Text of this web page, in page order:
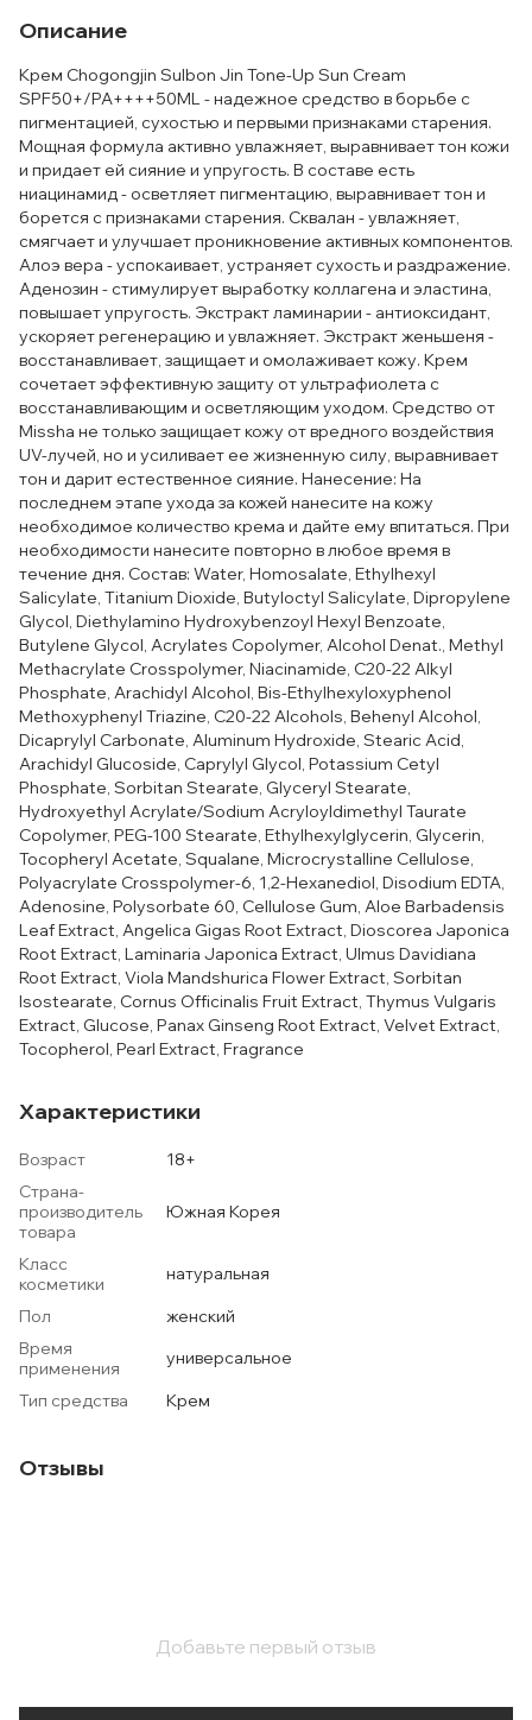
Описание
Крем Chogongjin Sulbon Jin Tone-Up Sun Cream
SPF50+/PA++++50ML - надежное средство в борьбе с
пигментацией, сухостью и первыми признаками старения.
Мощная формула активно увлажняет, выравнивает тон кожи
и придает ей сияние и упругость. В составе есть
ниацинамид - осветляет пигментацию, выравнивает тон и
борется с признаками старения. Сквалан - увлажняет,
смягчает и улучшает проникновение активных компонентов.
Алоэ вера - успокаивает, устраняет сухость и раздражение.
Аденозин - стимулирует выработку коллагена и эластина,
повышает упругость. Экстракт ламинарии - антиоксидант,
ускоряет регенерацию и увлажняет. Экстракт женьшеня -
восстанавливает, защищает и омолаживает кожу. Крем
сочетает эффективную защиту от ультрафиолета с
восстанавливающим и осветляющим уходом. Средство от
Missha не только защищает кожу от вредного воздействия
UV-лучей, но и усиливает ее жизненную силу, выравнивает
тон и дарит естественное сияние. Нанесение: На
последнем этапе ухода за кожей нанесите на кожу
необходимое количество крема и дайте ему впитаться. При
необходимости нанесите повторно в любое время в
течение дня. Состав: Water, Homosalate, Ethylhexyl
Salicylate, Titanium Dioxide, Butyloctyl Salicylate, Dipropylene
Glycol, Diethylamino Hydroxybenzoyl Hexyl Benzoate,
Butylene Glycol, Acrylates Copolymer, Alcohol Denat., Methyl
Methacrylate Crosspolymer, Niacinamide, C20-22 Alkyl
Phosphate, Arachidyl Alcohol, Bis-Ethylhexyloxyphenol
Methoxyphenyl Triazine, C20-22 Alcohols, Behenyl Alcohol,
Dicaprylyl Carbonate, Aluminum Hydroxide, Stearic Acid,
Arachidyl Glucoside, Caprylyl Glycol, Potassium Cetyl
Phosphate, Sorbitan Stearate, Glyceryl Stearate,
Hydroxyethyl Acrylate/Sodium Acryloyldimethyl Taurate
Copolymer, PEG-100 Stearate, Ethylhexylglycerin, Glycerin,
Tocopheryl Acetate, Squalane, Microcrystalline Cellulose,
Polyacrylate Crosspolymer-6, 1,2-Hexanediol, Disodium EDTA,
Adenosine, Polysorbate 60, Cellulose Gum, Aloe Barbadensis
Leaf Extract, Angelica Gigas Root Extract, Dioscorea Japonica
Root Extract, Laminaria Japonica Extract, Ulmus Davidiana
Root Extract, Viola Mandshurica Flower Extract, Sorbitan
Isostearate, Cornus Officinalis Fruit Extract, Thymus Vulgaris
Extract, Glucose, Panax Ginseng Root Extract, Velvet Extract,
Tocopherol, Pearl Extract, Fragrance
Характеристики
Возраст
18+
Страна-
производитель
товара
Южная Корея
Класс
косметики
натуральная
Пол
женский
Время
применения
универсальное
Тип средства
Крем
Отзывы
Добавьте первый отзыв